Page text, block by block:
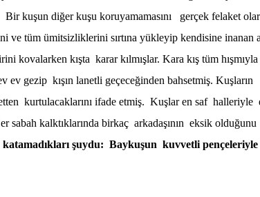
Bir kuşun diğer kuşu koruyamamasını gerçek felaket
ve tüm ümitsizliklerini sırtına yükleyip kendisine inanan
kovalarken kışta karar kılmışlar. Kara kış tüm
ev gezip kışın lanetli geçeceğinden bahsetmiş.
kurtulacaklarını ifade etmiş. Kuşlar en saf halleriyle
sabah kalktıklarında birkaç arkadaşının eksik
katamadıkları şuydu: Baykuşun kuvvetli pençeleriyle